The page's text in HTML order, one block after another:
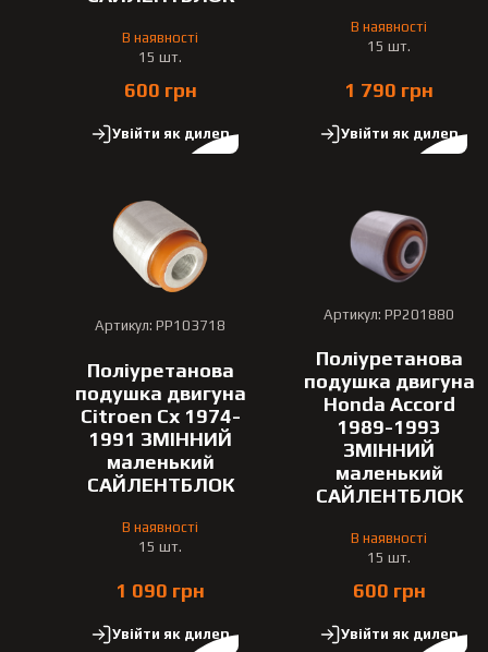
В наявності
15 шт.
600 грн
Увійти як дилер
В наявності
15 шт.
1 790 грн
Увійти як дилер
Артикул: PP103718
Поліуретанова
подушка двигуна
Citroen Cx 1974-
1991 ЗМІННИЙ
маленький
САЙЛЕНТБЛОК
В наявності
15 шт.
1 090 грн
Увійти як дилер
Артикул: PP201880
Поліуретанова
подушка двигуна
Honda Accord
1989-1993
ЗМІННИЙ
маленький
САЙЛЕНТБЛОК
В наявності
15 шт.
600 грн
Увійти як дилер